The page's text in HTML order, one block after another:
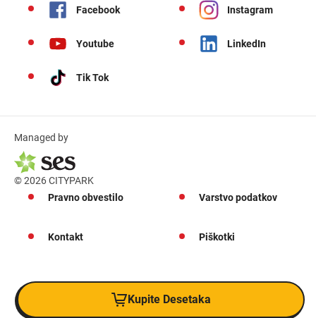
Facebook Instagram
Youtube LinkedIn
Tik Tok
Managed by
© 2026 CITYPARK
Pravno obvestilo
Varstvo podatkov
Kontakt Piškotki
Kupite Desetaka